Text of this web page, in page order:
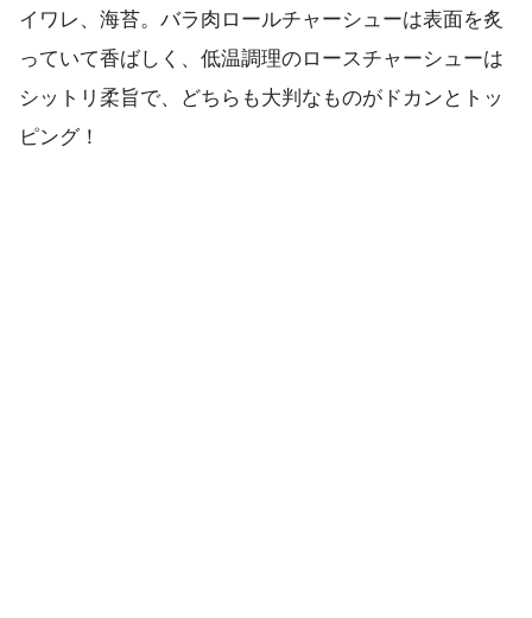
イワレ、海苔。バラ肉ロールチャーシューは表面を炙
っていて香ばしく、低温調理のロースチャーシューは
シットリ柔旨で、どちらも大判なものがドカンとトッ
ピング！